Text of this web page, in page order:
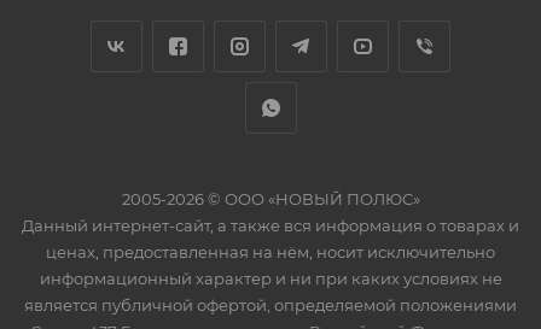
2005-2026 © ООО «НОВЫЙ ПОЛЮС»
Данный интернет-сайт, а также вся информация о товарах и
ценах, предоставленная на нём, носит исключительно
информационный характер и ни при каких условиях не
является публичной офертой, определяемой положениями